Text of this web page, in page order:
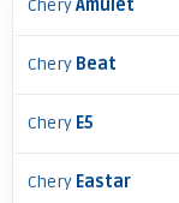
CheryAmulet
Chery Beat
Chery E5
Chery Eastar